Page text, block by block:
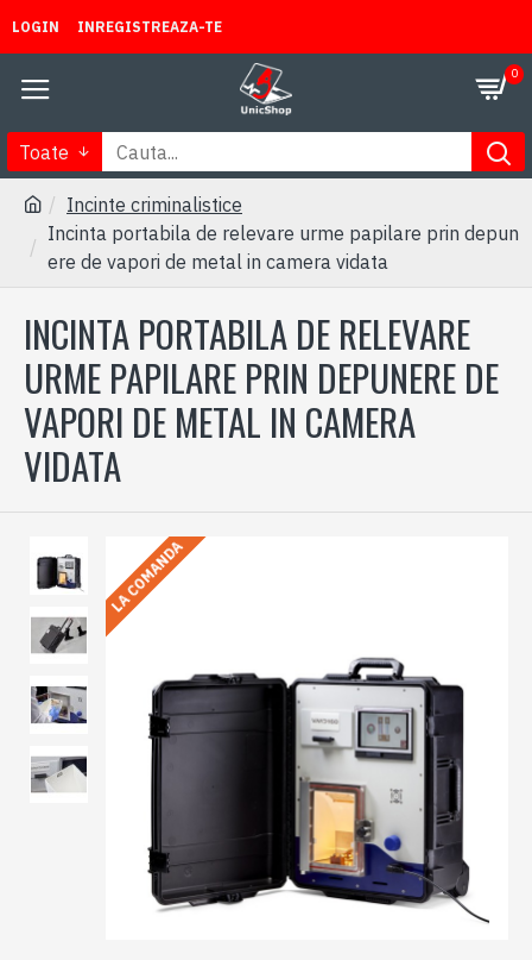
LOGIN INREGISTREAZA-TE
0
Toate
Incinte criminalistice
Incinta portabila de relevare urme papilare prin depun
ere de vapori de metal in camera vidata
INCINTA PORTABILA DE RELEVARE
URME PAPILARE PRIN DEPUNERE DE
VAPORI DE METAL IN CAMERA
VIDATA
LA COMANDA